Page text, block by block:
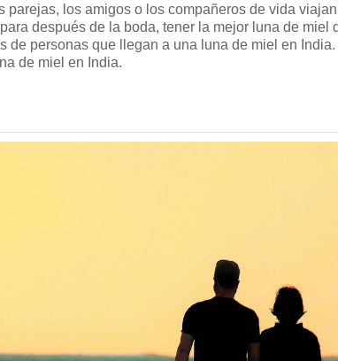
parejas, los amigos o los compañeros de vida
después de la boda, tener la mejor luna de miel
de personas que llegan a una luna de miel en
de miel en India.